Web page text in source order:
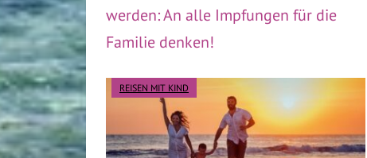
werden: An alle Impfungen für die
Familie denken!
REISEN MIT KIND